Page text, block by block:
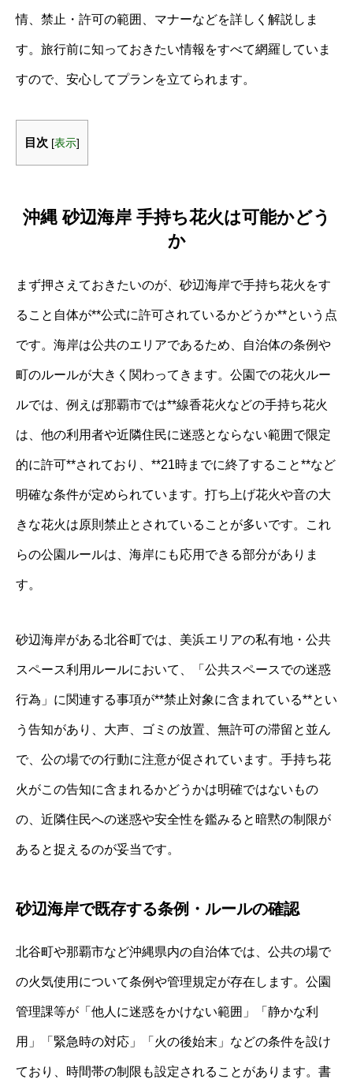
情、禁止・許可の範囲、マナーなどを詳しく解説しま
す。旅行前に知っておきたい情報をすべて網羅していま
すので、安心してプランを立てられます。
目次 [表示]
沖縄 砂辺海岸 手持ち花火は可能かどう
か
まず押さえておきたいのが、砂辺海岸で手持ち花火をす
ること自体が**公式に許可されているかどうか**という点
です。海岸は公共のエリアであるため、自治体の条例や
町のルールが大きく関わってきます。公園での花火ルー
ルでは、例えば那覇市では**線香花火などの手持ち花火
は、他の利用者や近隣住民に迷惑とならない範囲で限定
的に許可**されており、**21時までに終了すること**など
明確な条件が定められています。打ち上げ花火や音の大
きな花火は原則禁止とされていることが多いです。これ
らの公園ルールは、海岸にも応用できる部分がありま
す。
砂辺海岸がある北谷町では、美浜エリアの私有地・公共
スペース利用ルールにおいて、「公共スペースでの迷惑
行為」に関連する事項が**禁止対象に含まれている**とい
う告知があり、大声、ゴミの放置、無許可の滞留と並ん
で、公の場での行動に注意が促されています。手持ち花
火がこの告知に含まれるかどうかは明確ではないもの
の、近隣住民への迷惑や安全性を鑑みると暗黙の制限が
あると捉えるのが妥当です。
砂辺海岸で既存する条例・ルールの確認
北谷町や那覇市など沖縄県内の自治体では、公共の場で
の火気使用について条例や管理規定が存在します。公園
管理課等が「他人に迷惑をかけない範囲」「静かな利
用」「緊急時の対応」「火の後始末」などの条件を設け
ており、時間帯の制限も設定されることがあります。書